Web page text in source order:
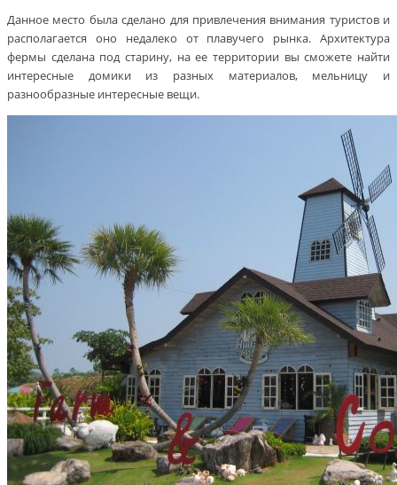
Данное место была сделано для привлечения внимания туристов и
располагается оно недалеко от плавучего рынка. Архитектура
фермы сделана под старину, на ее территории вы сможете найти
интересные домики из разных материалов, мельницу и
разнообразные интересные вещи.